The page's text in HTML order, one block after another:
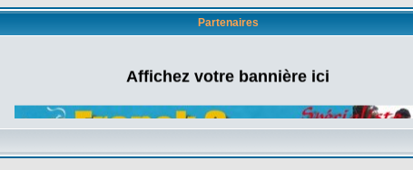
Partenaires
Affichez votre bannière ici